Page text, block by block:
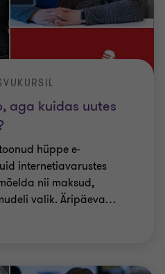
aga kuidas uutes
hüppe e-
internetiavarustes
nii maksud,
valik. Äripäeva…